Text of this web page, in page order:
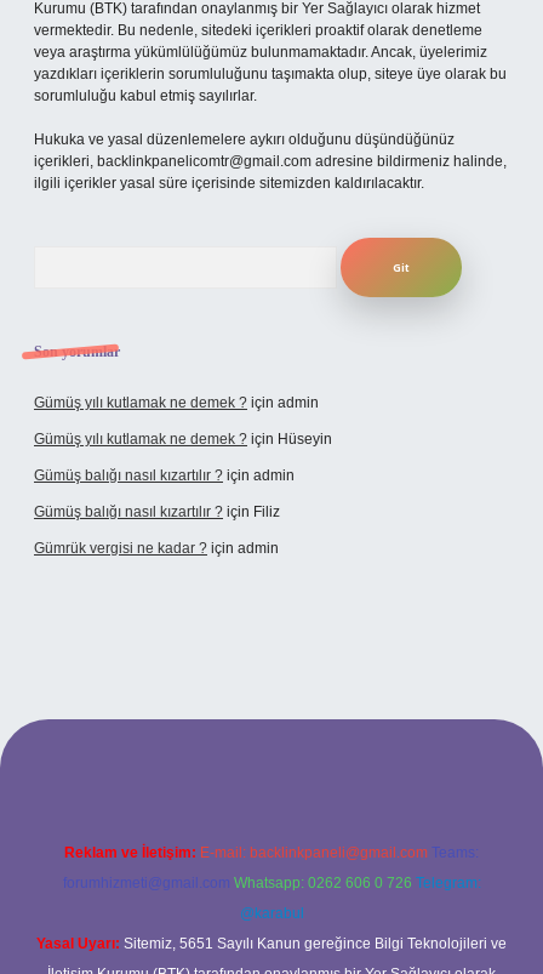
Kurumu (BTK) tarafından onaylanmış bir Yer Sağlayıcı olarak hizmet
vermektedir. Bu nedenle, sitedeki içerikleri proaktif olarak denetleme
veya araştırma yükümlülüğümüz bulunmamaktadır. Ancak, üyelerimiz
yazdıkları içeriklerin sorumluluğunu taşımakta olup, siteye üye olarak bu
sorumluluğu kabul etmiş sayılırlar.
Hukuka ve yasal düzenlemelere aykırı olduğunu düşündüğünüz
içerikleri, backlinkpanelicomtr@gmail.com adresine bildirmeniz halinde,
ilgili içerikler yasal süre içerisinde sitemizden kaldırılacaktır.
Son yorumlar
Gümüş yılı kutlamak ne demek ? için admin
Gümüş yılı kutlamak ne demek ? için Hüseyin
Gümüş balığı nasıl kızartılır ? için admin
Gümüş balığı nasıl kızartılır ? için Filiz
Gümrük vergisi ne kadar ? için admin
Reklam ve İletişim: E-mail: backlinkpaneli@gmail.com Teams:
forumhizmeti@gmail.com Whatsapp: 0262 606 0 726 Telegram:
@karabul
Yasal Uyarı: Sitemiz, 5651 Sayılı Kanun gereğince Bilgi Teknolojileri ve